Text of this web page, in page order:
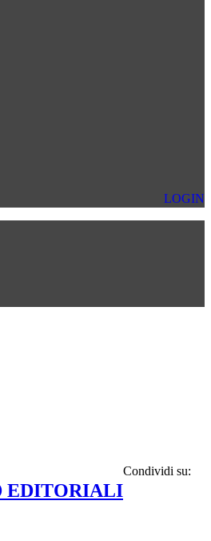
LOGIN
EDITORIALI
Condividi su: